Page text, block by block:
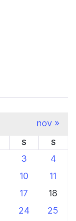
S S
3
4
10
11
17
18
24 25
nov »